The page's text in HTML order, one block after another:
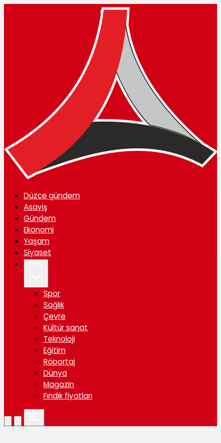
Düzce gündem
Asayiş
Gündem
Ekonomi
Yaşam
Siyaset
Spor
Sağlık
Çevre
Kültür sanat
Teknoloji
Eğitim
Röportaj
Dünya
Magazin
Fındık fiyatları